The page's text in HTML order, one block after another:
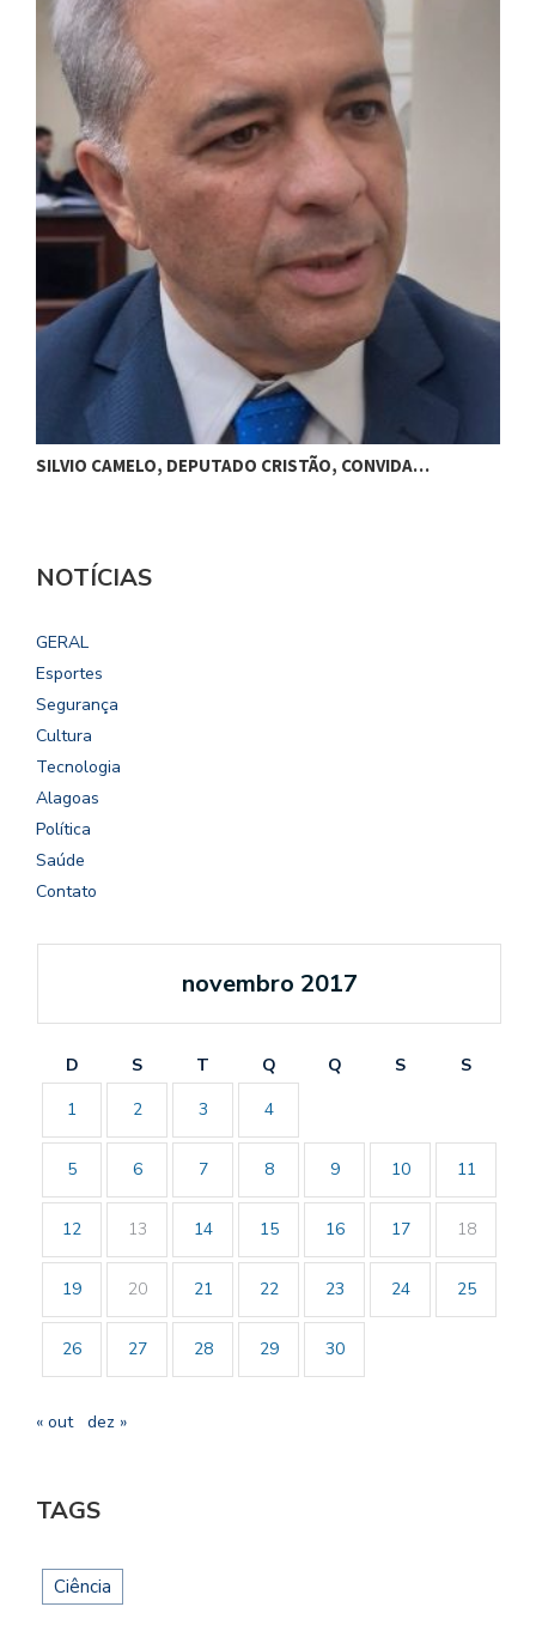
MORRE MANOEL CARLOS, UM DOS…
NOTÍCIAS
GERAL
Esportes
Segurança
Cultura
Tecnologia
Alagoas
Política
Saúde
Contato
novembro 2017
D S T Q Q S
S
1
2 3 4
5 6 7 8 9 10 11
12 13 14 15 16 17 18
19 20 21 22 23 24 25
26 27 28 29 30
« out dez »
TAGS
Ciência